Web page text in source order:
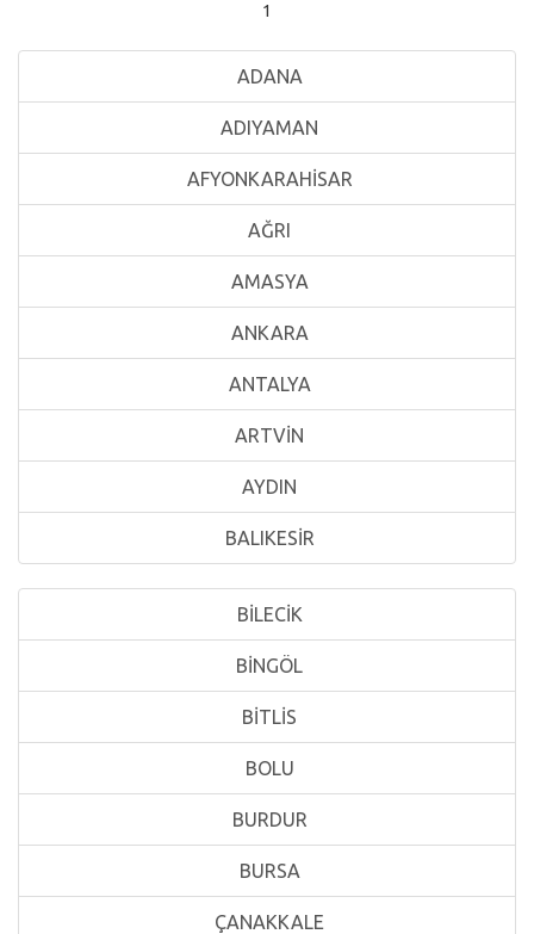
ADANA
ADIYAMAN
AFYONKARAHİSAR
AĞRI
AMASYA
ANKARA
ANTALYA
ARTVİN
AYDIN
BALIKESİR
BİLECİK
BİNGÖL
BİTLİS
BOLU
BURDUR
BURSA
ÇANAKKALE
1